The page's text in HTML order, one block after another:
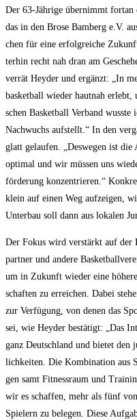
Der 63-Jäh­ri­ge über­nimmt fort­an
das in den Bro­se Bam­berg e.V.
chen für eine erfolg­rei­che
ter­hin recht nah dran am
ver­rät Heyder und ergänzt: „In
bas­ket­ball wie­der haut­nah
schen Bas­ket­ball Ver­band
Nach­wuchs auf­stellt.“ In den
glatt gelau­fen. „Des­we­gen ist die
opti­mal und wir müs­sen uns
för­de­rung kon­zen­trie­ren.“
klein auf einen Weg auf­zei­gen,
Unter­bau soll dann aus loka­len
Der Fokus wird ver­stärkt auf
part­ner und ande­re
um in Zukunft wie­der eine
schaf­ten zu errei­chen. Dabei
zur Ver­fü­gung, von denen das
sei, wie Heyder bestä­tigt: „Das
ganz Deutsch­land und bie­tet
lich­kei­ten. Die Kom­bi­na­ti­on aus
gen samt Fit­ness­raum und
wir es schaf­fen, mehr als fünf
Spie­lern zu bele­gen. Die­se